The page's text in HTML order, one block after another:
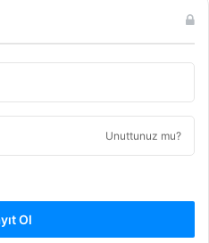
Unuttunuz mu?
Ol